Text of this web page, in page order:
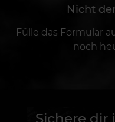
Nicht
Fülle das Formular
noch
Sichere dir